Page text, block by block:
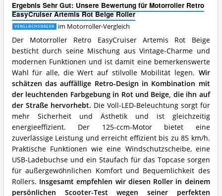
Ergebnis Sehr Gut: Unsere Bewertung für Motorroller Retro
EasyCruiser Artemis Rot Beige Roller
VERGLEICHSSIEGER im Motorroller-Vergleich
Der Motorroller Retro EasyCruiser Artemis Rot Beige
besticht durch seine Mischung aus Vintage-Charme und
modernen Funktionen und ist damit eine bemerkenswerte
Wahl für alle, die Wert auf stilvolle Mobilität legen. Wir
schätzen das auffällige Retro-Design in Kombination mit
der leuchtenden Farbgebung in Rot und Beige, die ihn auf
der Straße hervorhebt. Die Voll-LED-Beleuchtung sorgt für
mehr Sicherheit und Ästhetik und ist gleichzeitig
energieeffizient. Der 125-ccm-Motor bietet eine
zuverlässige Leistung und erreicht effizient bis zu 85 km/h.
Praktische Funktionen wie eine Windschutzscheibe, eine
USB-Ladebuchse und ein Staufach für das Topcase sorgen
für außergewöhnlichen Komfort und Bequemlichkeit des
Rollers. Insgesamt empfehlen wir diesen Roller in deinem
persönlichen Scooter-Test wegen seiner perfekten
Rot
Beige
Roller
Vorteile:
Was
spricht
für
diesen
Motorroller?